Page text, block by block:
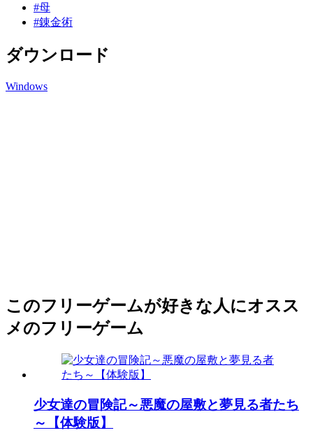
#母
#錬金術
ダウンロード
Windows
このフリーゲームが好きな人にオスス
メのフリーゲーム
少女達の冒険記～悪魔の屋敷と夢見る者たち
～【体験版】